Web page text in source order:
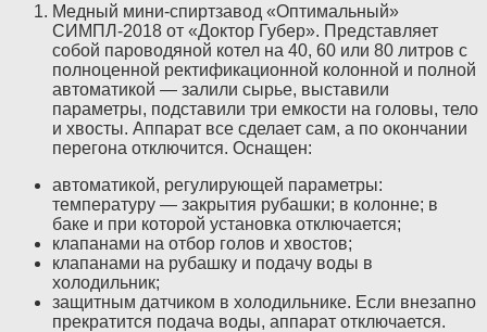
Медный мини-спиртзавод «Оптимальный»
СИМПЛ-2018 от «Доктор Губер». Представляет
собой пароводяной котел на 40, 60 или 80 литров с
полноценной ректификационной колонной и полной
автоматикой — залили сырье, выставили
параметры, подставили три емкости на головы, тело
и хвосты. Аппарат все сделает сам, а по окончании
перегона отключится. Оснащен:
автоматикой, регулирующей параметры:
температуру — закрытия рубашки; в колонне; в
баке и при которой установка отключается;
клапанами на отбор голов и хвостов;
клапанами на рубашку и подачу воды в
холодильник;
защитным датчиком в холодильнике. Если внезапно
прекратится подача воды, аппарат отключается.